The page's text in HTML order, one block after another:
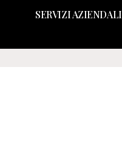
SERVIZI AZIENDALI